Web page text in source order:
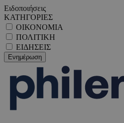
Ειδοποιήσεις
ΚΑΤΗΓΟΡΙΕΣ
ΟΙΚΟΝΟΜΙΑ
ΠΟΛΙΤΙΚΗ
ΕΙΔΗΣΕΙΣ